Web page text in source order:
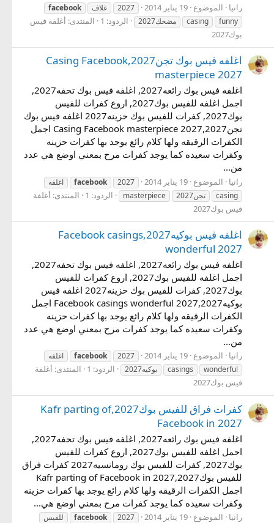
رانيا الموضوع 19 يناير 2014 2027 غلاف
facebook
funny
casing مضحك2027 الردود: 1 المنتدى: أغلفة فيس
بوك2027
اغلفه فيس بوك تجن2027,Casing Facebook
masterpiece 2027
اغلفه فيس بوك رائعه2027, اغلفه فيس بوك تحفه2027,
اجمل اغلفه للفيس بوك2027, اروع كفرات للفيس
بوك2027, كفرات للفيس بوك حزينه2027 اغلفه فيس بوك
تجن2027,Casing Facebook masterpiece 2027 اجمل
الكفرات الرقيقه ولها كلام رائع يوجد بها كفرات حزينه
وكفرات سعيده كما يوجد كفرات مرح بمعني اوضع هي عدد
من...
رانيا الموضوع 19 يناير 2014 2027
facebook
اغلفه
casing
تجن2027 masterpiece الردود: 1 المنتدى: أغلفة
فيس بوك2027
اغلفه فيس بوكيه2027,Facebook casings
wonderful 2027
اغلفه فيس بوك رائعه2027, اغلفه فيس بوك تحفه2027,
اجمل اغلفه للفيس بوك2027, اروع كفرات للفيس
بوك2027, كفرات للفيس بوك حزينه2027 اغلفه فيس
بوكيه2027,Facebook casings wonderful 2027 اجمل
الكفرات الرقيقه ولها كلام رائع يوجد بها كفرات حزينه
وكفرات سعيده كما يوجد كفرات مرح بمعني اوضع هي عدد
من...
رانيا الموضوع 19 يناير 2014 2027
facebook
اغلفه
wonderful
casings بوكيه2027 الردود: 1 المنتدى: أغلفة
فيس بوك2027
كفرات فراق للفيس بوك2027,Kafr parting of
Facebook in 2027
اغلفه فيس بوك رائعه2027, اغلفه فيس بوك تحفه2027,
اجمل اغلفه للفيس بوك2027, اروع كفرات للفيس
بوك2027, كفرات للفيس بوك رومانسيه2027 كفرات فراق
للفيس بوك2027,Kafr parting of Facebook in 2027
اجمل الكفرات الرقيقه ولها كلام رائع يوجد بها كفرات حزينه
وكفرات سعيده كما يوجد كفرات مرح بمعني اوضع هي...
رانيا الموضوع 19 يناير 2014 2027
facebook للفيس